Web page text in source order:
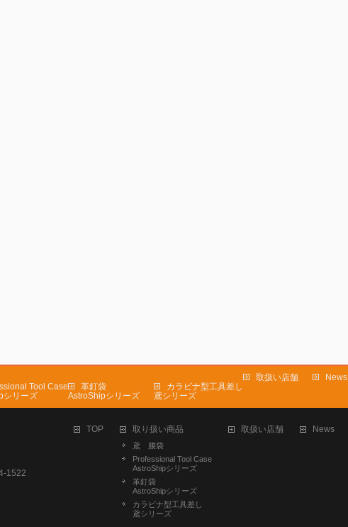
Tool Case
シリーズ
革釘袋
AstroShipシリーズ
カラビナ型工具差し
鳶シリーズ
取扱い店舗 News
1522
TOP 取り扱い商品
鳶 腰袋
Professional Tool Case
AstroShipシリーズ
革釘袋
AstroShipシリーズ
カラビナ型工具差し
鳶シリーズ
取扱い店舗 News